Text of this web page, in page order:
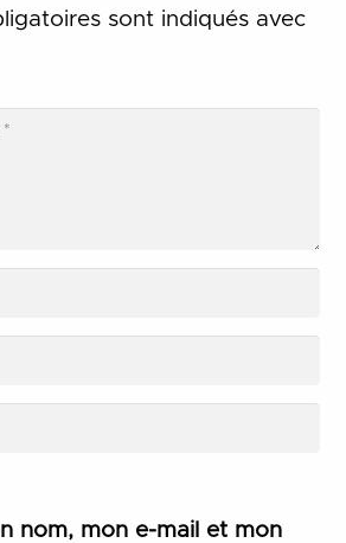
sont indiqués avec
nom, mon e-mail et mon